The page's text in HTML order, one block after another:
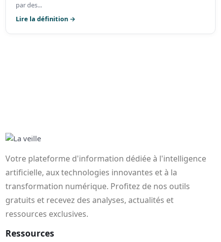
par des...
Lire la définition →
Votre plateforme d'information dédiée à l'intelligence
artificielle, aux technologies innovantes et à la
transformation numérique. Profitez de nos outils
gratuits et recevez des analyses, actualités et
ressources exclusives.
Ressources